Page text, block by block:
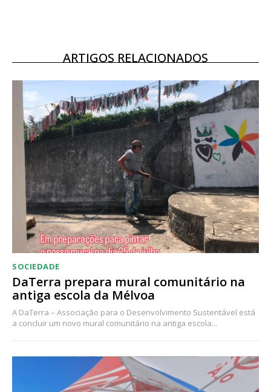
DIGITAL ANUAL
16€
12 meses
Acesso ao conteúdo online
Acesso aos conteúdos Exclusivos para
assinantes
Ofertas para assinatura anual
ARTIGOS RELACIONADOS
SOCIEDADE
DaTerra prepara mural comunitário na
antiga escola da Mélvoa
A DaTerra – Associação para o Desenvolvimento Sustentável está
a concluir um novo mural comunitário na antiga escola...